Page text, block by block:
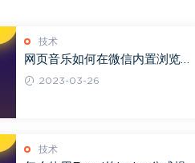
技术
网页音乐如何在微信内置浏览器
里自动播放？
2023-03-26
技术